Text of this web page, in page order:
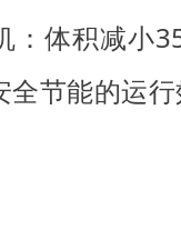
：体积减小
全节能的运